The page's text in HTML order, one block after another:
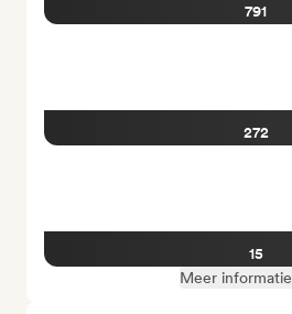
791
272
15
Meer informatie